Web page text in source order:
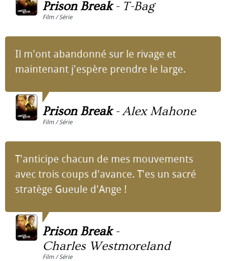
Prison Break- T-Bag
Film / Série
Il m'ont abandonné sur le rivage et
maintenant j'espère prendre le large.
Prison Break-Alex Mahone
Film / Série
T'anticipe chacun de mes mouvements
avec trois coups d'avance. T'es un sacré
stratège Gueule d'Ange !
Prison Break-
Charles Westmoreland
Film / Série